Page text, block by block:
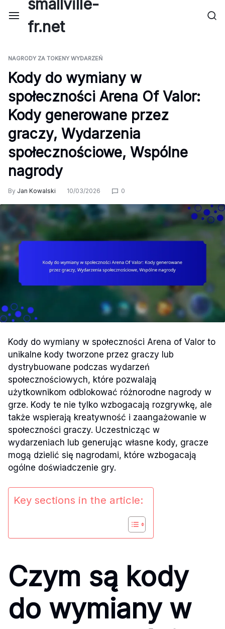
content
smallville-
fr.net
NAGRODY ZA TOKENY WYDARZEŃ
Kody do wymiany w
społeczności Arena Of Valor:
Kody generowane przez
graczy, Wydarzenia
społecznościowe, Wspólne
nagrody
By Jan Kowalski 10/03/2026 0
Kody do wymiany w społeczności Arena of Valor to
unikalne kody tworzone przez graczy lub
dystrybuowane podczas wydarzeń
społecznościowych, które pozwalają
użytkownikom odblokować różnorodne nagrody w
grze. Kody te nie tylko wzbogacają rozgrywkę, ale
także wspierają kreatywność i zaangażowanie w
społeczności graczy. Uczestnicząc w
wydarzeniach lub generując własne kody, gracze
mogą dzielić się nagrodami, które wzbogacają
ogólne doświadczenie gry.
Key sections in the article:
Czym są kody
do wymiany w